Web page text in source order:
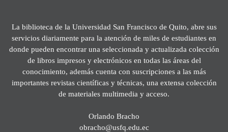
La biblioteca de la Universidad San Francisco de Quito, abre sus
servicios diariamente para la atención de miles de estudiantes en
donde pueden encontrar una seleccionada y actualizada colección
de libros impresos y electrónicos en todas las áreas del
conocimiento, además cuenta con suscripciones a las más
importantes revistas científicas y técnicas, una extensa colección
de materiales multimedia y acceso.
Orlando Bracho
obracho@usfq.edu.ec